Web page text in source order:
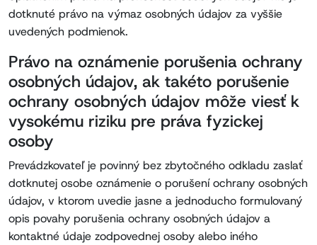
dotknuté právo na výmaz osobných údajov za vyššie
uvedených podmienok.
Právo na oznámenie porušenia ochrany
osobných údajov, ak takéto porušenie
ochrany osobných údajov môže viesť k
vysokému riziku pre práva fyzickej
osoby
Prevádzkovateľ je povinný bez zbytočného odkladu zaslať
dotknutej osobe oznámenie o porušení ochrany osobných
údajov, v ktorom uvedie jasne a jednoducho formulovaný
opis povahy porušenia ochrany osobných údajov a
kontaktné údaje zodpovednej osoby alebo iného